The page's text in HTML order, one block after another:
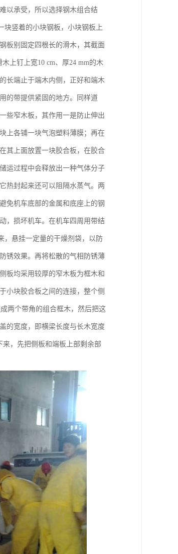
以承受，所以选择钢木组合结
块竖着的小块钢板，小块钢板上
板别固定四根长的滑木，其截面
上钉上宽10 cm、厚24 mm的木
长端止于端木内侧，正好和端木
的带提供紧固的地方。同样道
些窄木板，其作用一是防止伸出
上各铺一块气泡塑料薄膜；再在
其上面放置一块胶合板，在胶合
运过程中会释放出一种气体分子
热封起来还可以阻隔水蒸气。两
免机车底部的金属和底座上的钢
，损坏机车。在机车四周用带结
，悬挂一定量的干燥剂袋，以防
锈效果。再将松散的气相防锈薄
板均采用较厚的窄木板为框木和
小块胶合板之间的连接，整个侧
两个带角的组合框木，然后把这
的宽度，即横梁长度与长木宽度
，先把侧板和端板上部剩余部